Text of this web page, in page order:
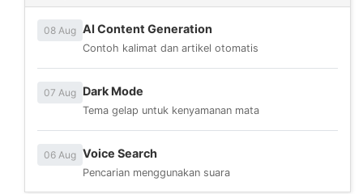
08 Aug AI Content Generation
Contoh kalimat dan artikel otomatis
07 Aug Dark Mode
Tema gelap untuk kenyamanan mata
06 Aug Voice Search
Pencarian menggunakan suara